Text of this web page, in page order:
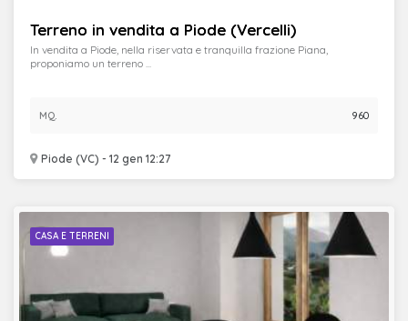
Terreno in vendita a Piode (Vercelli)
Piode (VC) - 12 gen 12:27
In vendita a Piode, nella riservata e tranquilla frazione Piana,
proponiamo un terreno ...
MQ. 960
CASA E TERRENI